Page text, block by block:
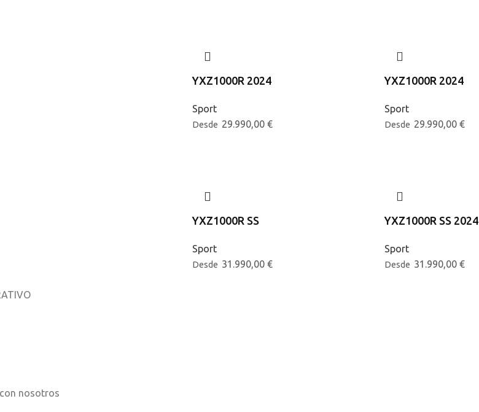
YXZ1000R 2024
Sport
Desde 29.990,00 €
YXZ1000R 2024
Sport
Desde 29.990,00 €
YXZ1000R SS
Sport
Desde 31.990,00 €
YXZ1000R SS 2024
Sport
Desde 31.990,00 €
nosotros